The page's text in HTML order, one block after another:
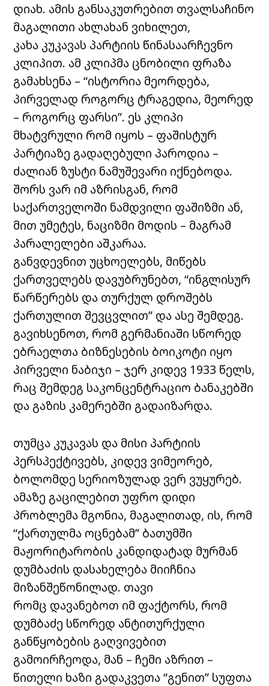
დიახ. ამის განსაკუთრებით თვალსაჩინო
მაგალითი ახლახან ვიხილეთ,
კახა კუკავას პარტიის წინასაარჩევნო
კლიპით. ამ კლიპმა ცნობილი ფრაზა
გამახსენა – “ისტორია მეორდება,
პირველად როგორც ტრაგედია, მეორედ
– როგორც ფარსი”. ეს კლიპი
მხატვრული რომ იყოს – ფაშისტურ
პარტიაზე გადაღებული პაროდია –
ძალიან ზუსტი ნამუშევარი იქნებოდა.
შორს ვარ იმ აზრისგან, რომ
საქართველოში ნამდვილი ფაშიზმი ან,
მით უმეტეს, ნაციზმი მოდის – მაგრამ
პარალელები აშკარაა.
განვდევნით უცხოელებს, მიწებს
ქართველებს დავუბრუნებთ, “ინგლისურ
წარწერებს და თურქულ დროშებს
ქართულით შევცვლით” და ასე შემდეგ.
გავიხსენოთ, რომ გერმანიაში სწორედ
ებრაელთა ბიზნესების ბოიკოტი იყო
პირველი ნაბიჯი – ჯერ კიდევ 1933 წელს,
რაც შემდეგ საკონცენტრაციო ბანაკებში
და გაზის კამერებში გადაიზარდა.
თუმცა კუკავას და მისი პარტიის
პერსპექტივებს, კიდევ ვიმეორებ,
ბოლომდე სერიოზულად ვერ ვუყურებ.
ამაზე გაცილებით უფრო დიდი
პრობლემა მგონია, მაგალითად, ის, რომ
“ქართულმა ოცნებამ” ბათუმში
მაჟორიტარობის კანდიდატად მურმან
დუმბაძის დასახელება მიიჩნია
მიზანშეწონილად. თავი
რომც დავანებოთ იმ ფაქტორს, რომ
დუმბაძე სწორედ ანტითურქული
განწყობების გაღვივებით
გამოირჩეოდა, მან – ჩემი აზრით –
წითელი ხაზი გადაკვეთა “გენით” სუფთა